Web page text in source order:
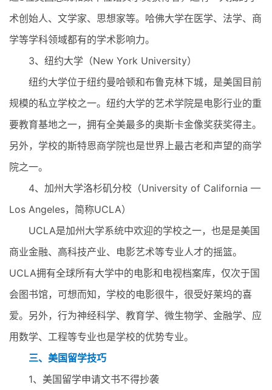
术创始人、文学家、思想家等。哈佛大学在医学、法学、商
学等学科领域都有的学术影响力。
3、纽约大学（New York University）
纽约大学位于纽约曼哈顿和布鲁克林下城，是美国目前
规模的私立学校之一。纽约大学的艺术学院是电影行业的重
要教育基地之一，拥有全美最多的奥斯卡金像奖获奖得主。
另外，学校的斯特恩商学院也是世界上最古老和声望的商学
院之一。
4、加州大学洛杉矶分校（University of California —
Los Angeles，简称UCLA）
UCLA是加州大学系统中欢迎的学校之一，也是是美国
商业金融、高科技产业、电影艺术等专业人才的摇篮。
UCLA拥有全球所有大学中的电影和电视档案库，仅次于国
会图书馆，可想而知，学校的电影很牛，很受好莱坞的喜
爱。另外，行为神经科学、教育学、微生物学、金融学、应
用数学、工程等专业也是学校的优势专业。
三、美国留学技巧
1、美国留学申请文书不得抄袭